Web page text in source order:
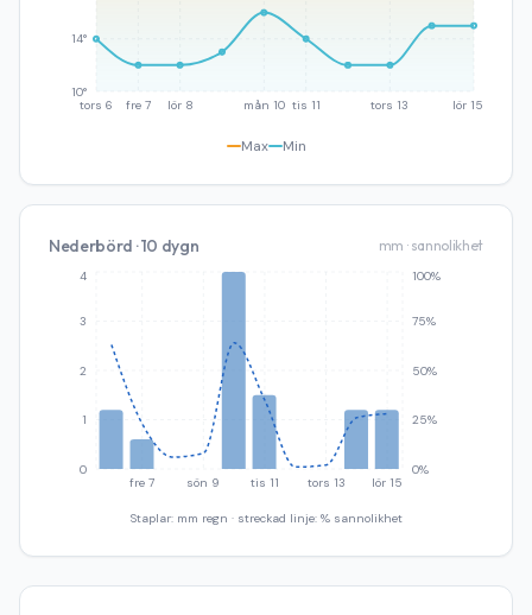
tors 6 fre 7 lör 8 mån 10 tis 11 tors 13 lör 15
10°
14°
Max Min
Nederbörd · 10 dygn mm · sannolikhet
fre 7 sön 9 tis 11 tors 13 lör 15
0
1
2
3
4
0%
25%
50%
75%
100%
Staplar: mm regn · streckad linje: % sannolikhet